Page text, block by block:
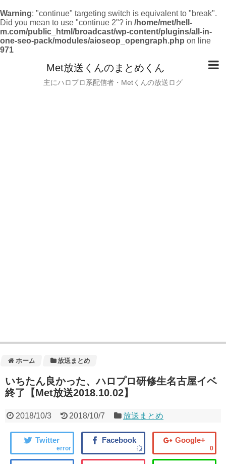
Warning: "continue" targeting switch is equivalent to "break".
Did you mean to use "continue 2"? in /home/met/hell-
m.com/public_html/broadcast/wp-content/plugins/all-in-
one-seo-pack/modules/aioseop_opengraph.php on line
971
Met放送くんのまとめくん
主にハロプロ系配信者・Metくんの放送ログ
ホーム 放送まとめ
いちたん良かった、ハロプロ研修生名古屋イベ
終了【Met放送2018.10.02】
2018/10/3 2018/10/7 放送まとめ
error 0